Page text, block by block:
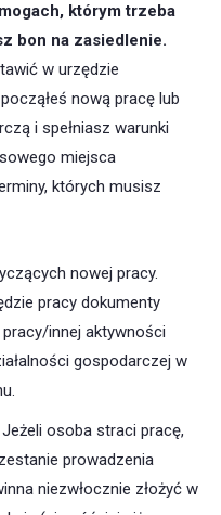
którym trzeba
bon na zasiedlenie.
w urzędzie
nową pracę lub
i spełniasz warunki
miejsca
których musisz
nowej pracy.
pracy dokumenty
innej aktywności
gospodarczej w
osoba straci pracę,
prowadzenia
niezwłocznie złożyć w